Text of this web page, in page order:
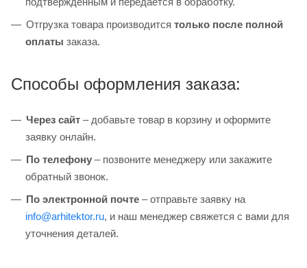
Отгрузка товара производится только после полной
оплаты заказа.
Способы оформления заказа:
Через сайт – добавьте товар в корзину и оформите
заявку онлайн.
По телефону – позвоните менеджеру или закажите
обратный звонок.
По электронной почте – отправьте заявку на
info@arhitektor.ru, и наш менеджер свяжется с вами для
уточнения деталей.